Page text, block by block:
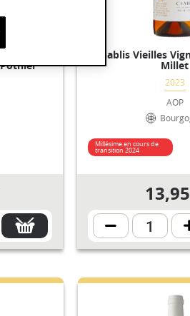
Chablis Vieilles
Millet
2023
AOP
Millésime en cours de
transition 2024